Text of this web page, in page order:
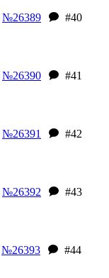
№26389
#40
№26390
#41
№26391
#42
№26392
#43
№26393
#44